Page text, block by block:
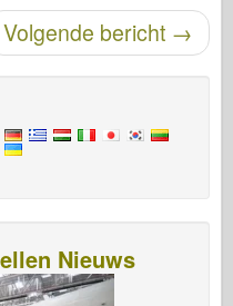
Volgende bericht →
Nieuws